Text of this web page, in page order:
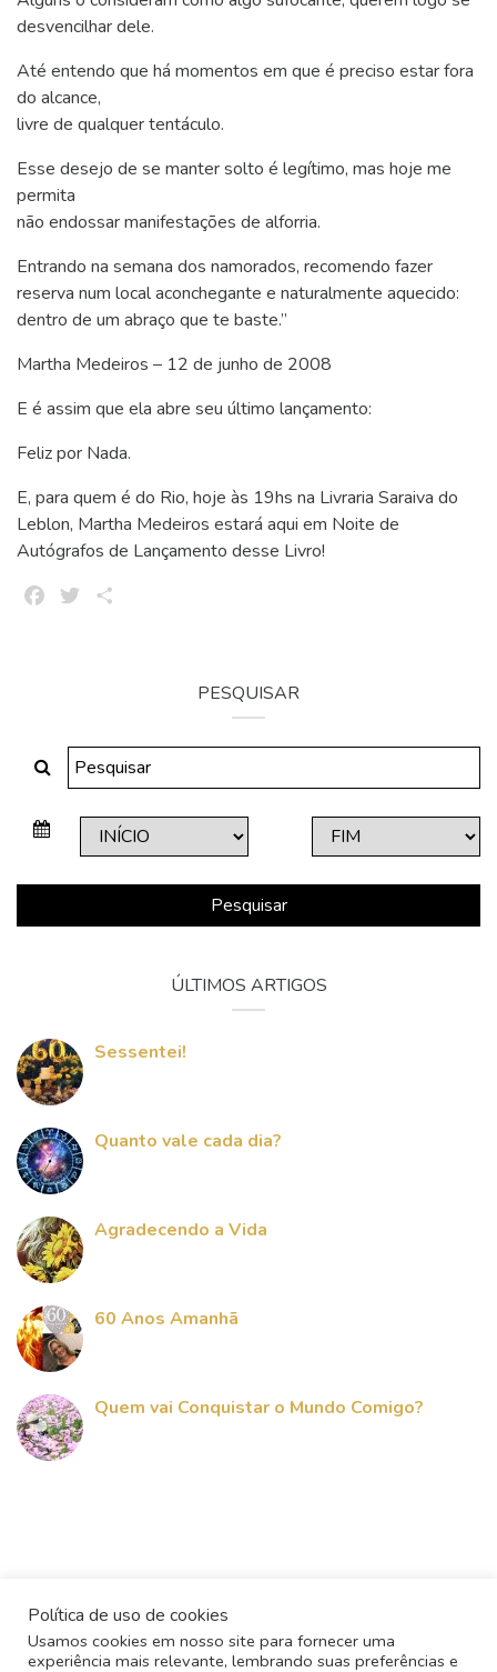
desvencilhar dele.
Até entendo que há momentos em que é preciso estar fora
do alcance,
livre de qualquer tentáculo.
Esse desejo de se manter solto é legítimo, mas hoje me
permita
não endossar manifestações de alforria.
Entrando na semana dos namorados, recomendo fazer
reserva num local aconchegante e naturalmente aquecido:
dentro de um abraço que te baste.”
Martha Medeiros – 12 de junho de 2008
E é assim que ela abre seu último lançamento:
Feliz por Nada.
E, para quem é do Rio, hoje às 19hs na Livraria Saraiva do
Leblon, Martha Medeiros estará aqui em Noite de
Autógrafos de Lançamento desse Livro!
FacebookTwitter
PESQUISAR
Pesquisar
ÚLTIMOS ARTIGOS
Sessentei!
Quanto vale cada dia?
Agradecendo a Vida
60 Anos Amanhã
Quem vai Conquistar o Mundo Comigo?
Política de uso de cookies
Usamos cookies em nosso site para fornecer uma
experiência mais relevante, lembrando suas preferências e